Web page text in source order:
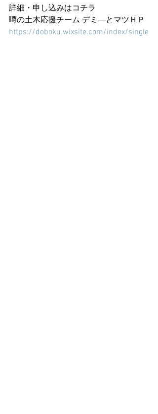
詳細・申し込みはコチラ
噂の土木応援チーム デミ―とマツＨＰ
https://doboku.wixsite.com/index/single